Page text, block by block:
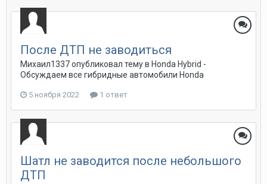
После ДТП не заводиться
Михаил1337опубликовал тему в Honda Hybrid -
Обсуждаем все гибридные автомобили Honda
5 ноября 2022 1 ответ
Шатл не заводится после небольшого
ДТП